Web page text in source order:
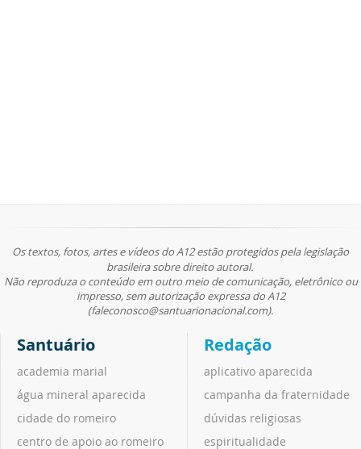
Os textos, fotos, artes e vídeos do A12 estão protegidos pela legislação
brasileira sobre direito autoral.
Não reproduza o conteúdo em outro meio de comunicação, eletrônico ou
impresso, sem autorização expressa do A12
(faleconosco@santuarionacional.com).
Santuário
academia marial
água mineral aparecida
cidade do romeiro
centro de apoio ao romeiro
Redação
aplicativo aparecida
campanha da fraternidade
dúvidas religiosas
espiritualidade